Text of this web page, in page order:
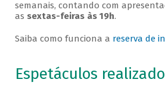
semanais, contando com
as sextas-feiras às 19h.
Saiba como funciona a reserva de
Espetáculos